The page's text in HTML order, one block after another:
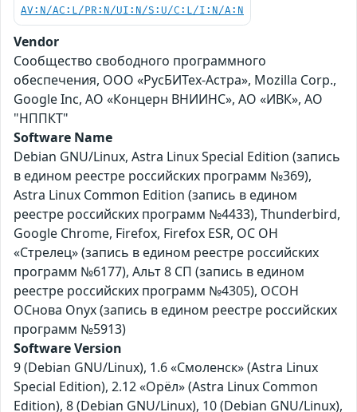
AV:N/AC:L/PR:N/UI:N/S:U/C:L/I:N/A:N
Vendor
Сообщество свободного программного
обеспечения, ООО «РусБИТех-Астра», Mozilla Corp.,
Google Inc, АО «Концерн ВНИИНС», АО «ИВК», АО
"НППКТ"
Software Name
Debian GNU/Linux, Astra Linux Special Edition (запись
в едином реестре российских программ №369),
Astra Linux Common Edition (запись в едином
реестре российских программ №4433), Thunderbird,
Google Chrome, Firefox, Firefox ESR, ОС ОН
«Стрелец» (запись в едином реестре российских
программ №6177), Альт 8 СП (запись в едином
реестре российских программ №4305), ОСОН
ОСнова Оnyx (запись в едином реестре российских
программ №5913)
Software Version
9 (Debian GNU/Linux), 1.6 «Смоленск» (Astra Linux
Special Edition), 2.12 «Орёл» (Astra Linux Common
Edition), 8 (Debian GNU/Linux), 10 (Debian GNU/Linux),